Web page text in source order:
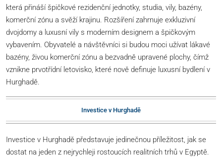
která přináší špičkové rezidenční jednotky, studia, vily, bazény,
komerční zónu a svěží krajinu. Rozšíření zahrnuje exkluzivní
dvojdomy a luxusní vily s moderním designem a špičkovým
vybavením. Obyvatelé a návštěvníci si budou moci užívat lákavé
bazény, živou komerční zónu a bezvadně upravené plochy, čímž
vznikne prvotřídní letovisko, které nově definuje luxusní bydlení v
Hurghadě.
Investice v Hurghadě
Investice v Hurghadě představuje jedinečnou příležitost, jak se
dostat na jeden z nejrychleji rostoucích realitních trhů v Egyptě.